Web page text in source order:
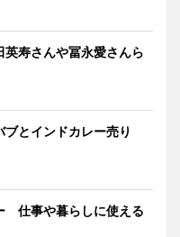
寿さんや冨永愛さんら
とインドカレー売り
仕事や暮らしに使える